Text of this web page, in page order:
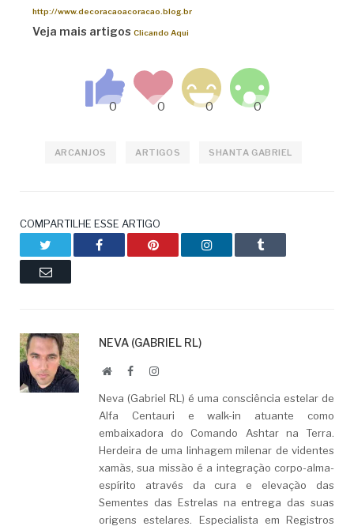
http://www.decoracaoacoracao.blog.br
Veja mais artigos Clicando Aqui
ARCANJOS ARTIGOS SHANTA GABRIEL
COMPARTILHE ESSE ARTIGO
Facebook Pinterest LinkedIn Tumblr
Email
NEVA (GABRIEL RL)
WebsiteFacebookLinkedIn
Neva (Gabriel RL) é uma consciência estelar de
Alfa Centauri e walk-in atuante como
embaixadora do Comando Ashtar na Terra.
Herdeira de uma linhagem milenar de videntes
xamãs, sua missão é a integração corpo-alma-
espírito através da cura e elevação das
Sementes das Estrelas na entrega das suas
origens estelares. Especialista em Registros